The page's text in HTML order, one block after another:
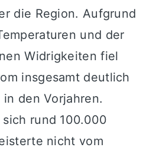
die Region. Aufgrund
und der
Widrigkeiten fiel
insgesamt deutlich
den Vorjahren.
rund 100.000
nicht vom